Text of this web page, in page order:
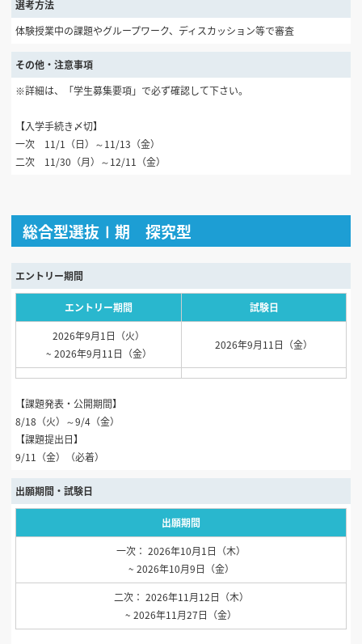
選考方法
体験授業中の課題やグループワーク、ディスカッション等で審査
その他・注意事項
※詳細は、「学生募集要項」で必ず確認して下さい。
【入学手続き〆切】
一次 11/1（日）～11/13（金）
二次 11/30（月）～12/11（金）
総合型選抜Ⅰ期 探究型
エントリー期間
エントリー期間 試験日
2026年9月1日（火）
~ 2026年9月11日（金）
2026年9月11日（金）
【課題発表・公開期間】
8/18（火）～9/4（金）
【課題提出日】
9/11（金）（必着）
出願期間・試験日
出願期間
一次： 2026年10月1日（木）
~ 2026年10月9日（金）
二次： 2026年11月12日（木）
~ 2026年11月27日（金）